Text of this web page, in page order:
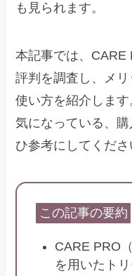
も見られます。
本記事では、CARE
評判を調査し、メ
使い方を紹介しま
気になっている、
ひ参考にしてくださ
この記事の要約
CARE PRO
を用いたト